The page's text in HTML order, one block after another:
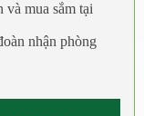
và mua sắm tại
nhận phòng